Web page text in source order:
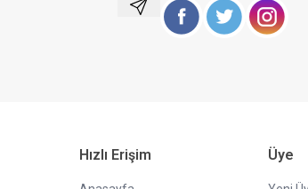
Kayıt Ol
FacebookTwitter
Hızlı Erişim Üye